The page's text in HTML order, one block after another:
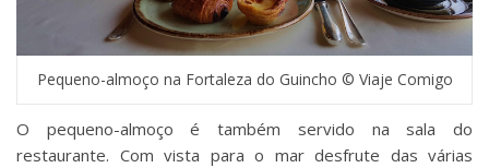
Pequeno-almoço na Fortaleza do Guincho © Viaje Comigo
O pequeno-almoço é também servido na sala do
restaurante. Com vista para o mar desfrute das várias